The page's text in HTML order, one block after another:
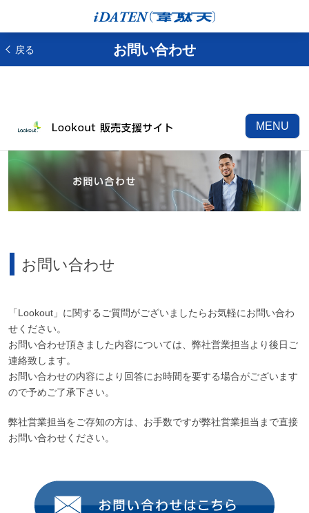
戻る お問い合わせ
MENU
お問い合わせ
「Lookout」に関するご質問がございましたらお気軽にお問い合わ
せください。
お問い合わせ頂きました内容については、弊社営業担当より後日ご
連絡致します。
お問い合わせの内容により回答にお時間を要する場合がございます
ので予めご了承下さい。
弊社営業担当をご存知の方は、お手数ですが弊社営業担当まで直接
お問い合わせください。